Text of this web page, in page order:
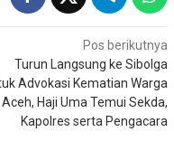
Pos berikutnya
Turun Langsung ke Sibolga
Advokasi Kematian Warga
Aceh, Haji Uma Temui Sekda,
Kapolres serta Pengacara